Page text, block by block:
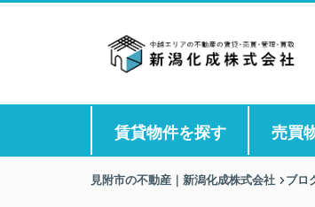
賃貸物件を探す 売買
見附市の不動産｜新潟化成株式会社 ブロ